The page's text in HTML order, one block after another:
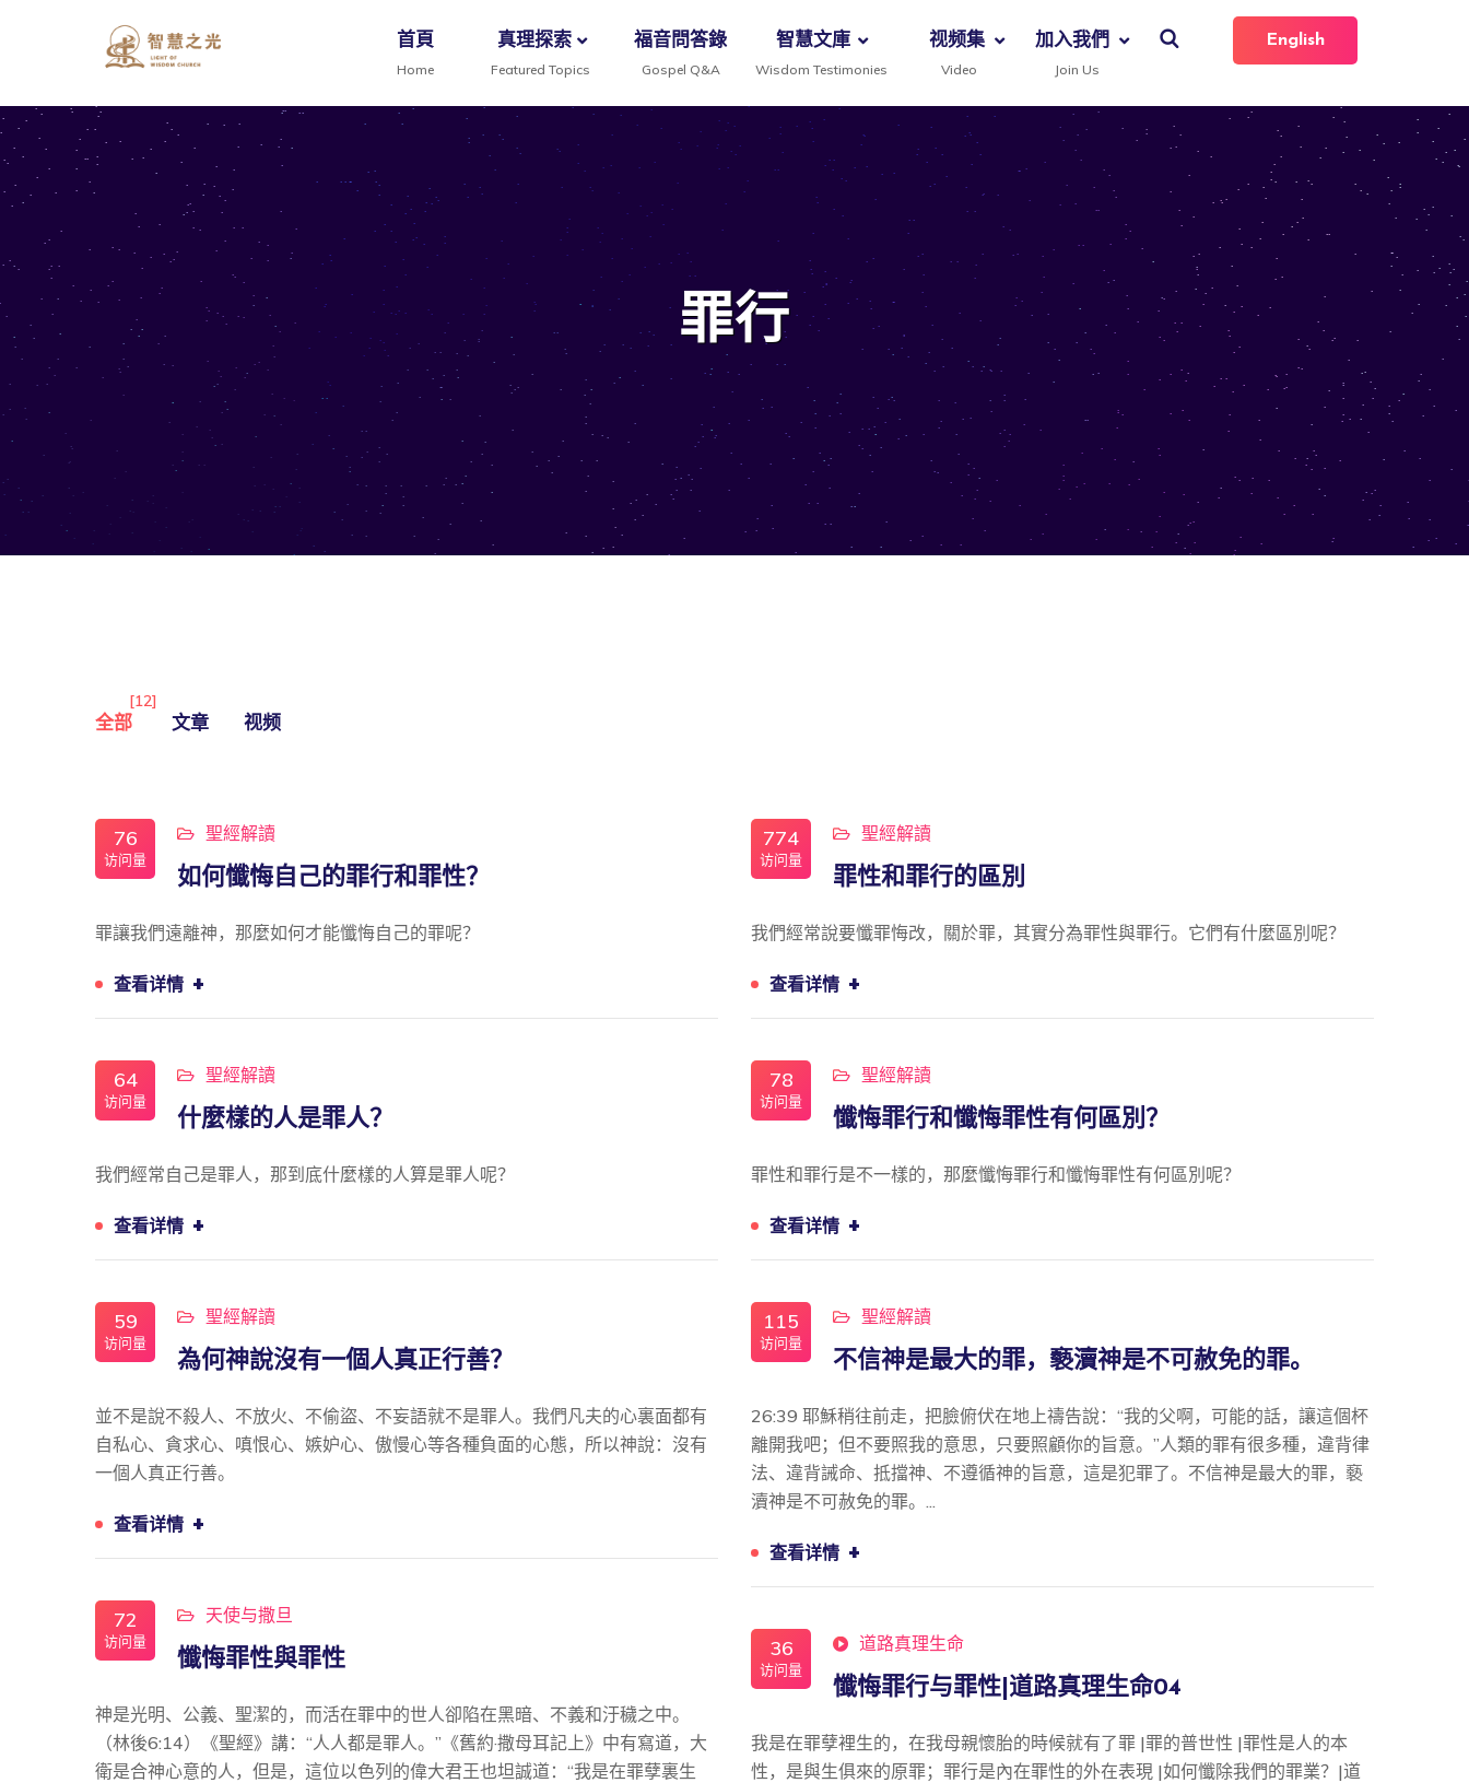
首頁
Home
真理探索
Featured Topics
福音問答錄
Gospel Q&A
智慧文庫
Wisdom Testimonies
视频集
Video
加入我們
Join Us
English
罪行
全部
[12]
文章 视频
76
访问量
聖經解讀
如何懺悔自己的罪行和罪性？
罪讓我們遠離神，那麼如何才能懺悔自己的罪呢？
查看详情 +
774
访问量
聖經解讀
罪性和罪行的區別
我們經常說要懺罪悔改，關於罪，其實分為罪性與罪行。它們有什麼區別呢？
查看详情 +
64
访问量
聖經解讀
什麼樣的人是罪人？
我們經常自己是罪人，那到底什麼樣的人算是罪人呢？
查看详情 +
78
访问量
聖經解讀
懺悔罪行和懺悔罪性有何區別？
罪性和罪行是不一樣的，那麼懺悔罪行和懺悔罪性有何區別呢？
查看详情 +
59
访问量
聖經解讀
為何神說沒有一個人真正行善？
並不是說不殺人、不放火、不偷盜、不妄語就不是罪人。我們凡夫的心裏面都有
自私心、貪求心、嗔恨心、嫉妒心、傲慢心等各種負面的心態，所以神說：沒有
一個人真正行善。
查看详情 +
115
访问量
聖經解讀
不信神是最大的罪，褻瀆神是不可赦免的罪。
26:39 耶穌稍往前走，把臉俯伏在地上禱告說：“我的父啊，可能的話，讓這個杯
離開我吧；但不要照我的意思，只要照顧你的旨意。”人類的罪有很多種，違背律
法、違背誡命、抵擋神、不遵循神的旨意，這是犯罪了。不信神是最大的罪，褻
瀆神是不可赦免的罪。...
查看详情 +
72
访问量
天使与撒旦
懺悔罪性與罪性
神是光明、公義、聖潔的，而活在罪中的世人卻陷在黑暗、不義和汙穢之中。
（林後6:14）《聖經》講：“人人都是罪人。”《舊約·撒母耳記上》中有寫道，大
衛是合神心意的人，但是，這位以色列的偉大君王也坦誠道：“我是在罪孽裏生
36
访问量
道路真理生命
懺悔罪行与罪性|道路真理生命04
我是在罪孽裡生的，在我母親懷胎的時候就有了罪 |罪的普世性 |罪性是人的本
性，是與生俱來的原罪；罪行是內在罪性的外在表現 |如何懺除我們的罪業？|道